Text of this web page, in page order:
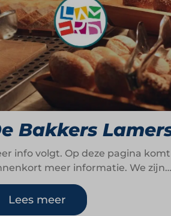
Bakkers
info volgt. Op deze pagina komt
meer informatie. We zijn
dit moment namelijk nog druk
om…
Lees meer